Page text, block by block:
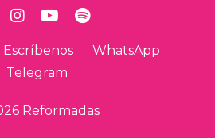
Escríbenos
WhatsApp
Telegram
Reformadas